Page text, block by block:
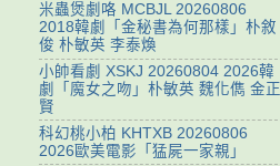
米蟲煲劇咯 MCBJL 20260806
2018韓劇「金秘書為何那樣」朴敘
俊 朴敏英 李泰煥
小帥看劇 XSKJ 20260804 2026韓
劇「魔女之吻」朴敏英 魏化儁 金正
賢
科幻桃小柏 KHTXB 20260806
2026歐美電影「猛屍一家親」